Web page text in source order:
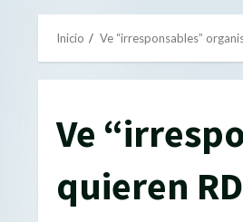
Inicio Ve “irresponsables”
Ve
quieren